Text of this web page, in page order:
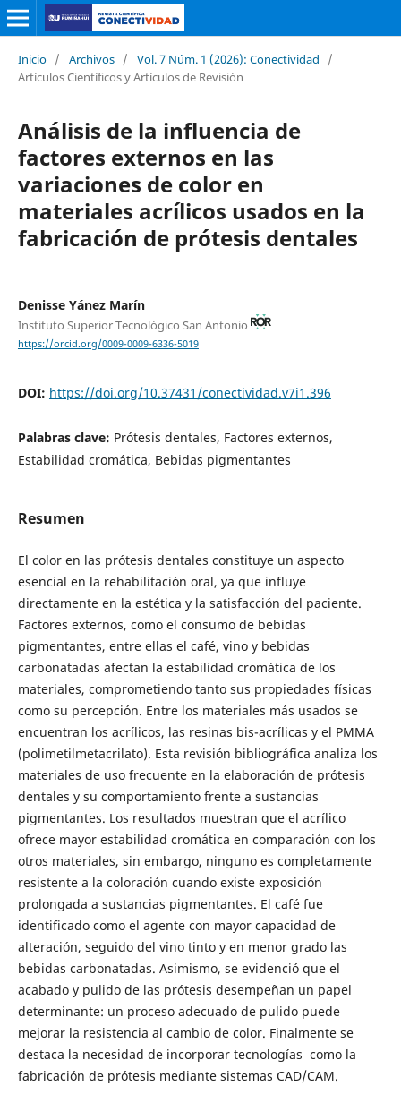
Inicio / Archivos / Vol. 7 Núm. 1 (2026): Conectividad
/
Artículos Científicos y Artículos de Revisión
Análisis de la influencia de
factores externos en las
variaciones de color en
materiales acrílicos usados en la
fabricación de prótesis dentales
Denisse Yánez Marín
Instituto Superior Tecnológico San Antonio
https://orcid.org/0009-0009-6336-5019
DOI: https://doi.org/10.37431/conectividad.v7i1.396
Palabras clave: Prótesis dentales, Factores externos,
Estabilidad cromática, Bebidas pigmentantes
Resumen
El color en las prótesis dentales constituye un aspecto
esencial en la rehabilitación oral, ya que influye
directamente en la estética y la satisfacción del paciente.
Factores externos, como el consumo de bebidas
pigmentantes, entre ellas el café, vino y bebidas
carbonatadas afectan la estabilidad cromática de los
materiales, comprometiendo tanto sus propiedades físicas
como su percepción. Entre los materiales más usados se
encuentran los acrílicos, las resinas bis-acrílicas y el PMMA
(polimetilmetacrilato). Esta revisión bibliográfica analiza los
materiales de uso frecuente en la elaboración de prótesis
dentales y su comportamiento frente a sustancias
pigmentantes. Los resultados muestran que el acrílico
ofrece mayor estabilidad cromática en comparación con los
otros materiales, sin embargo, ninguno es completamente
resistente a la coloración cuando existe exposición
prolongada a sustancias pigmentantes. El café fue
identificado como el agente con mayor capacidad de
alteración, seguido del vino tinto y en menor grado las
bebidas carbonatadas. Asimismo, se evidenció que el
acabado y pulido de las prótesis desempeñan un papel
determinante: un proceso adecuado de pulido puede
mejorar la resistencia al cambio de color. Finalmente se
destaca la necesidad de incorporar tecnologías como la
fabricación de prótesis mediante sistemas CAD/CAM.